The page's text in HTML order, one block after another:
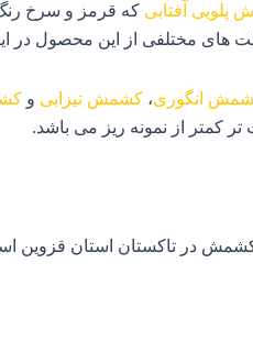
پلویی آفتابی که قرمز و سرخ
مختلفی از این محصول در
انگوری، کشمش تیزابی و
کمتر از نمونه ریز می باشد.
کشمش در تاکستان استان